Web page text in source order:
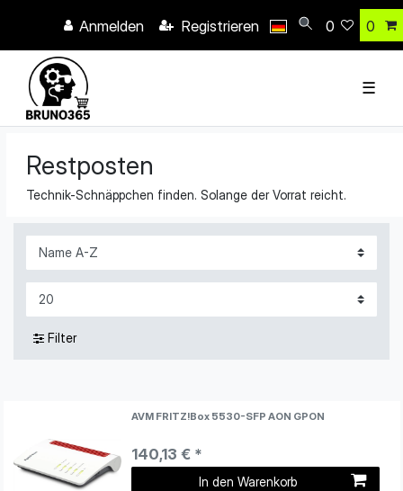
Anmelden Registrieren 0 0
☰
Restposten
Technik-Schnäppchen finden. Solange der Vorrat reicht.
Filter
AVM FRITZ!Box 5530-SFP AON GPON
140,13 € *
In den Warenkorb